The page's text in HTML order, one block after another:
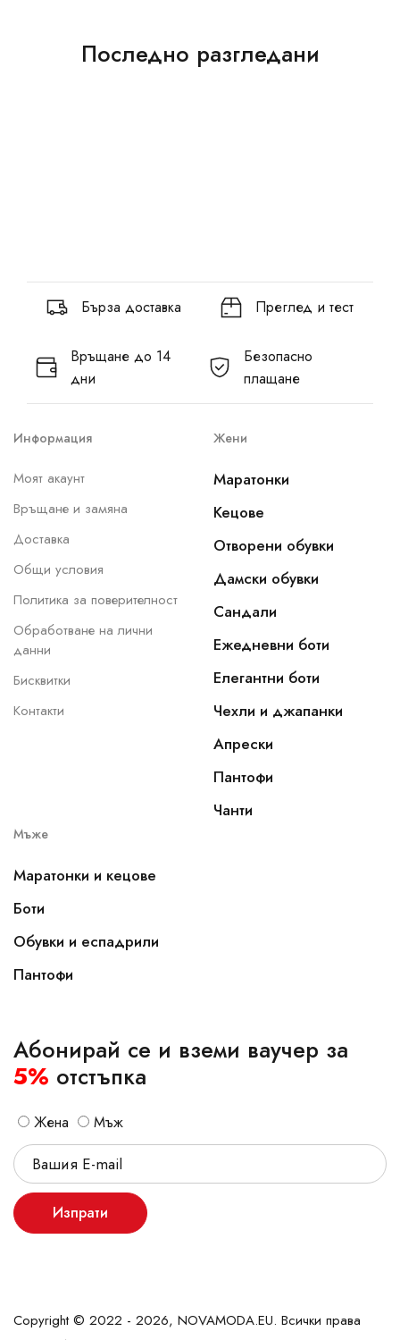
Последно разгледани
Бърза доставка Преглед и тест
Връщане до 14
дни
Безопасно
плащане
Информация
Моят акаунт
Връщане и замяна
Доставка
Общи условия
Политика за поверителност
Обработване на лични
данни
Бисквитки
Контакти
Жени
Маратонки
Кецове
Отворени обувки
Дамски обувки
Сандали
Ежедневни боти
Елегантни боти
Чехли и джапанки
Апрески
Пантофи
Чанти
Мъже
Маратонки и кецове
Боти
Обувки и еспадрили
Пантофи
Абонирай се и вземи ваучер за
5% отстъпка
Жена Мъж
Изпрати
Copyright © 2022 - 2026, NOVAMODA.EU. Всички права